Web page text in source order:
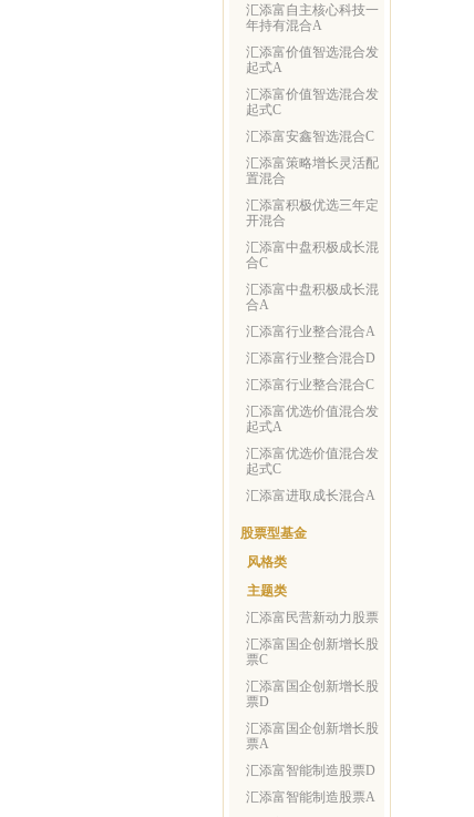
汇添富自主核心科技一
年持有混合A
汇添富价值智选混合发
起式A
汇添富价值智选混合发
起式C
汇添富安鑫智选混合C
汇添富策略增长灵活配
置混合
汇添富积极优选三年定
开混合
汇添富中盘积极成长混
合C
汇添富中盘积极成长混
合A
汇添富行业整合混合A
汇添富行业整合混合D
汇添富行业整合混合C
汇添富优选价值混合发
起式A
汇添富优选价值混合发
起式C
汇添富进取成长混合A
股票型基金
风格类
主题类
汇添富民营新动力股票
汇添富国企创新增长股
票C
汇添富国企创新增长股
票D
汇添富国企创新增长股
票A
汇添富智能制造股票D
汇添富智能制造股票A